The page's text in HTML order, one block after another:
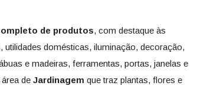
de produtos, com destaque às
domésticas, iluminação, decoração,
e madeiras, ferramentas, portas, janelas e
de Jardinagem que traz plantas, flores e